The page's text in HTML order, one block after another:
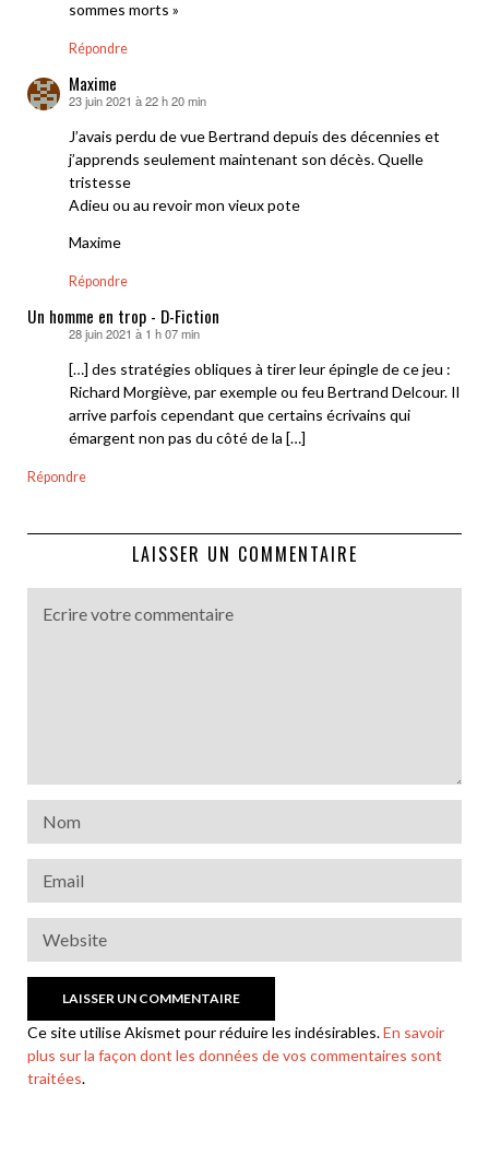
sommes morts »
Répondre
Maxime
dit :
23 juin 2021 à 22 h 20 min
J’avais perdu de vue Bertrand depuis des décennies et
j’apprends seulement maintenant son décès. Quelle
tristesse
Adieu ou au revoir mon vieux pote
Maxime
Répondre
Un homme en trop - D-Fiction
28 juin 2021 à 1 h 07 min
[…] des stratégies obliques à tirer leur épingle de ce jeu :
Richard Morgiève, par exemple ou feu Bertrand Delcour. Il
arrive parfois cependant que certains écrivains qui
émargent non pas du côté de la […]
Répondre
LAISSER UN COMMENTAIRE
Ce site utilise Akismet pour réduire les indésirables.En savoir
plus sur la façon dont les données de vos commentaires sont
traitées.